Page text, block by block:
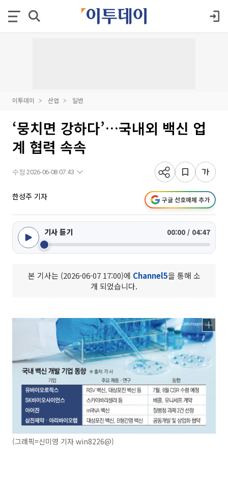
이투데이 산업 일반
‘뭉치면 강하다’…국내외 백신 업
계 협력 속속
수정 2026-06-08 07:43
한성주 기자 구글 선호매체 추가
기사 듣기 00:00 / 04:47
본 기사는 (2026-06-07 17:00)에 Channel5을 통해 소
개 되었습니다.
(그래픽=신미영 기자 win8226@)